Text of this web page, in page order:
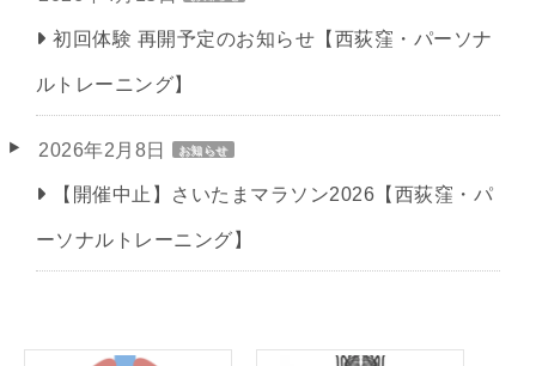
初回体験 再開予定のお知らせ【西荻窪・パーソナ
ルトレーニング】
2026年2月8日 お知らせ
【開催中止】さいたまマラソン2026【西荻窪・パ
ーソナルトレーニング】